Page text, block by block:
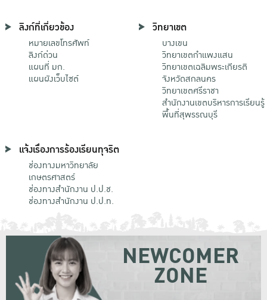
ลิงก์ที่เกี่ยวข้อง
หมายเลขโทรศัพท์
ลิงก์ด่วน
แผนที่ มก.
แผนผังเว็บไซต์
วิทยาเขต
บางเขน
วิทยาเขตกําแพงแสน
วิทยาเขตเฉลิมพระเกียรติ
จังหวัดสกลนคร
วิทยาเขตศรีราชา
สำนักงานเขตบริหารการเรียนรู้
พื้นที่สุพรรณบุรี
แจ้งเรื่องการร้องเรียนทุจริต
ช่องทางมหาวิทยาลัย
เกษตรศาสตร์
ช่องทางสำนักงาน ป.ป.ช.
ช่องทางสำนักงาน ป.ป.ท.
NEWCOMER
ZONE